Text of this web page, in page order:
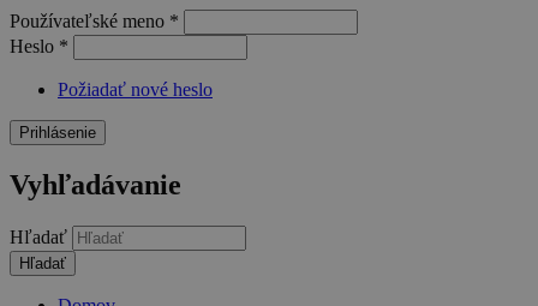
Používateľské meno *
Heslo *
Požiadať nové heslo
Vyhľadávanie
Hľadať